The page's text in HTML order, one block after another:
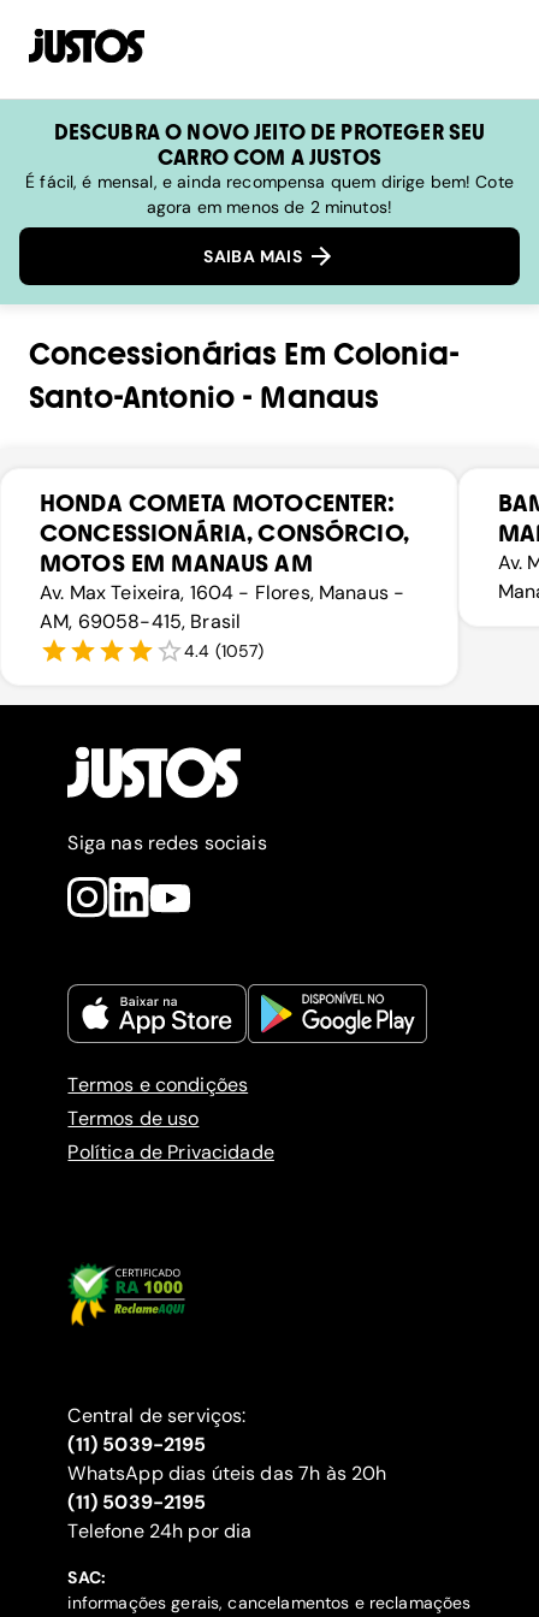
DESCUBRA O NOVO JEITO DE PROTEGER SEU
CARRO COM A JUSTOS
É fácil, é mensal, e ainda recompensa quem dirige bem! Cote
agora em menos de 2 minutos!
SAIBA MAIS
Concessionárias Em Colonia-
Santo-Antonio- Manaus
HONDA COMETA MOTOCENTER:
CONCESSIONÁRIA, CONSÓRCIO,
MOTOS EM MANAUS AM
Av. Max Teixeira, 1604 - Flores, Manaus -
AM, 69058-415, Brasil
4.4 (1057)
Av.
Siga nas redes sociais
Termos e condições
Termos de uso
Política de Privacidade
Central de serviços:
(11) 5039-2195
WhatsApp dias úteis das 7h às 20h
(11) 5039-2195
‍Telefone 24h por dia
SAC:
informações gerais, cancelamentos e reclamações